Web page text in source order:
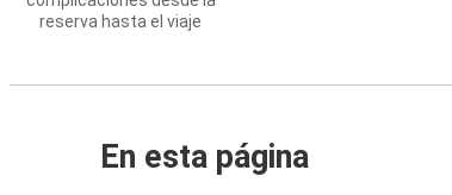
reserva hasta el viaje
En esta página